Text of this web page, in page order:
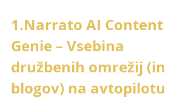
1.Narrato AI Content
Genie – Vsebina
družbenih omrežij (in
blogov) na avtopilotu